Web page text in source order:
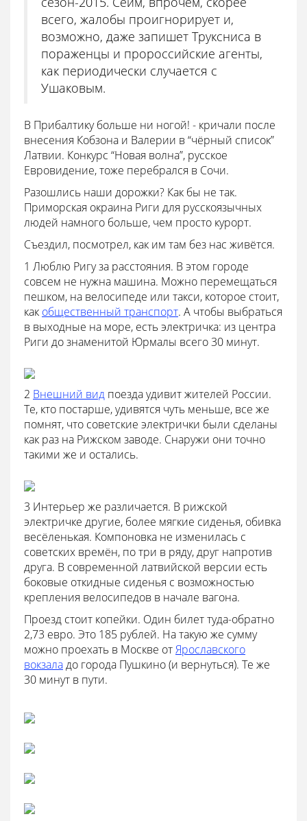
всего, жалобы проигнорирует и,
возможно, даже запишет Труксниса в
пораженцы и пророссийские агенты,
как периодически случается с
Ушаковым.
В Прибалтику больше ни ногой! - кричали после
внесения Кобзона и Валерии в “чёрный список”
Латвии. Конкурс “Новая волна”, русское
Евровидение, тоже перебрался в Сочи.
Разошлись наши дорожки? Как бы не так.
Приморская окраина Риги для русскоязычных
людей намного больше, чем просто курорт.
Съездил, посмотрел, как им там без нас живётся.
1 Люблю Ригу за расстояния. В этом городе
совсем не нужна машина. Можно перемещаться
пешком, на велосипеде или такси, которое стоит,
как общественный транспорт. А чтобы выбраться
в выходные на море, есть электричка: из центра
Риги до знаменитой Юрмалы всего 30 минут.
2 Внешний вид поезда удивит жителей России.
Те, кто постарше, удивятся чуть меньше, все же
помнят, что советские электрички были сделаны
как раз на Рижском заводе. Снаружи они точно
такими же и остались.
3 Интерьер же различается. В рижской
электричке другие, более мягкие сиденья, обивка
весёленькая. Компоновка не изменилась с
советских времён, по три в ряду, друг напротив
друга. В современной латвийской версии есть
боковые откидные сиденья с возможностью
крепления велосипедов в начале вагона.
Проезд стоит копейки. Один билет туда-обратно
2,73 евро. Это 185 рублей. На такую же сумму
можно проехать в Москве отЯрославского
вокзаладо города Пушкино (и вернуться). Те же
30 минут в пути.